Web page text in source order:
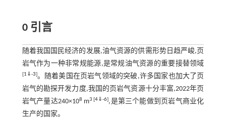
0 引言
随着我国国民经济的发展,油气资源的供需形势日趋严峻,页
岩气作为一种非常规能源,是常规油气资源的重要接替领域
[1 ⇓-3]。随着美国在页岩气领域的突破,许多国家也加大了页
岩气的勘探开发力度,我国的页岩气资源十分丰富,2022年页
岩气产量达240×108 m3 [4⇓-6],是第三个能做到页岩气商业化
生产的国家。